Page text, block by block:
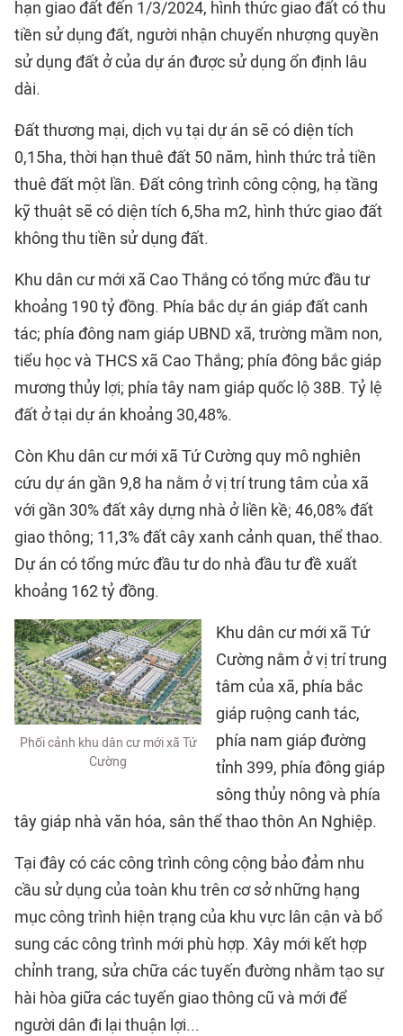
hạn giao đất đến 1/3/2024, hình thức giao đất có thu
tiền sử dụng đất, người nhận chuyển nhượng quyền
sử dụng đất ở của dự án được sử dụng ổn định lâu
dài.
Đất thương mại, dịch vụ tại dự án sẽ có diện tích
0,15ha, thời hạn thuê đất 50 năm, hình thức trả tiền
thuê đất một lần. Đất công trình công cộng, hạ tầng
kỹ thuật sẽ có diện tích 6,5ha m2, hình thức giao đất
không thu tiền sử dụng đất.
Khu dân cư mới xã Cao Thắng có tổng mức đầu tư
khoảng 190 tỷ đồng. Phía bắc dự án giáp đất canh
tác; phía đông nam giáp UBND xã, trường mầm non,
tiểu học và THCS xã Cao Thắng; phía đông bắc giáp
mương thủy lợi; phía tây nam giáp quốc lộ 38B. Tỷ lệ
đất ở tại dự án khoảng 30,48%.
Còn Khu dân cư mới xã Tứ Cường quy mô nghiên
cứu dự án gần 9,8 ha nằm ở vị trí trung tâm của xã
với gần 30% đất xây dựng nhà ở liền kề; 46,08% đất
giao thông; 11,3% đất cây xanh cảnh quan, thể thao.
Dự án có tổng mức đầu tư do nhà đầu tư đề xuất
khoảng 162 tỷ đồng.
Phối cảnh khu dân cư mới xã Tứ
Cường
Khu dân cư mới xã Tứ
Cường nằm ở vị trí trung
tâm của xã, phía bắc
giáp ruộng canh tác,
phía nam giáp đường
tỉnh 399, phía đông giáp
sông thủy nông và phía
tây giáp nhà văn hóa, sân thể thao thôn An Nghiệp.
Tại đây có các công trình công cộng bảo đảm nhu
cầu sử dụng của toàn khu trên cơ sở những hạng
mục công trình hiện trạng của khu vực lân cận và bổ
sung các công trình mới phù hợp. Xây mới kết hợp
chỉnh trang, sửa chữa các tuyến đường nhằm tạo sự
hài hòa giữa các tuyến giao thông cũ và mới để
người dân đi lại thuận lợi...